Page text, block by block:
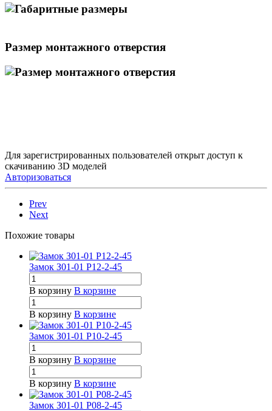
Размер монтажного отверстия
Для зарегистрированных пользователей открыт доступ к
скачиванию 3D моделей
Авторизоваться
Prev
Next
Похожие товары
Замок З01-01 Р12-2-45
В корзину В корзине
В корзину В корзине
Замок З01-01 Р10-2-45
В корзину В корзине
В корзину В корзине
Замок З01-01 Р08-2-45